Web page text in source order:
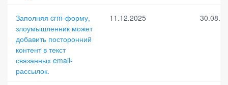
ле
ни
я
Заполняя crm-форму,
злоумышленник может
добавить посторонний
контент в текст
связанных email-
рассылок.
11.12.2025